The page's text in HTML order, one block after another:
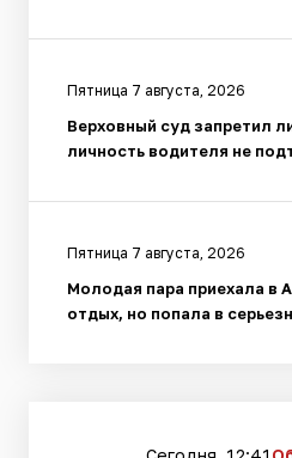
Пятница 7 августа, 2026
Верховный суд запретил
личность водителя не
Пятница 7 августа, 2026
Молодая пара приехала в
отдых, но попала в